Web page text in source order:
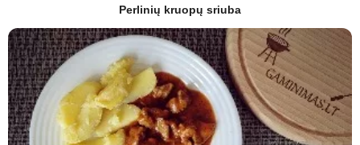
Perlinių kruopų sriuba